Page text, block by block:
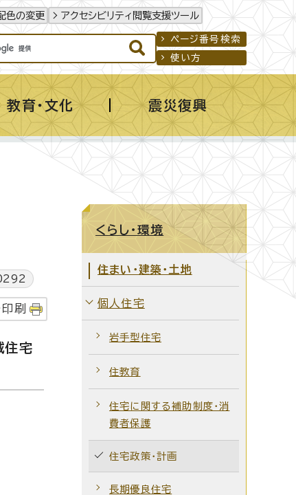
色の変更 アクセシビリティ閲覧支援ツール
ページ番号検索
使い方
教育・文化 震災復興
刷
住宅
くらし・環境
住まい・建築・土地
個人住宅
岩手型住宅
住教育
住宅に関する補助制度・消
費者保護
住宅政策・計画
長期優良住宅